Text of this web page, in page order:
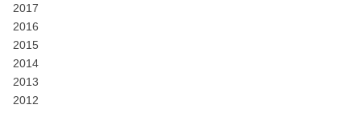
2017
2016
2015
2014
2013
2012